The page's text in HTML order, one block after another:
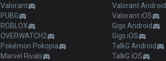
Valorant
PUBG
ROBLOX
OVERWATCH2
Pokémon Pokopia
Marvel Rivals
Valorant Android
Valorant iOS
Gigs Android
Gigs iOS
TalkG Android
TalkG iOS